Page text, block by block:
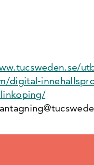
digital-